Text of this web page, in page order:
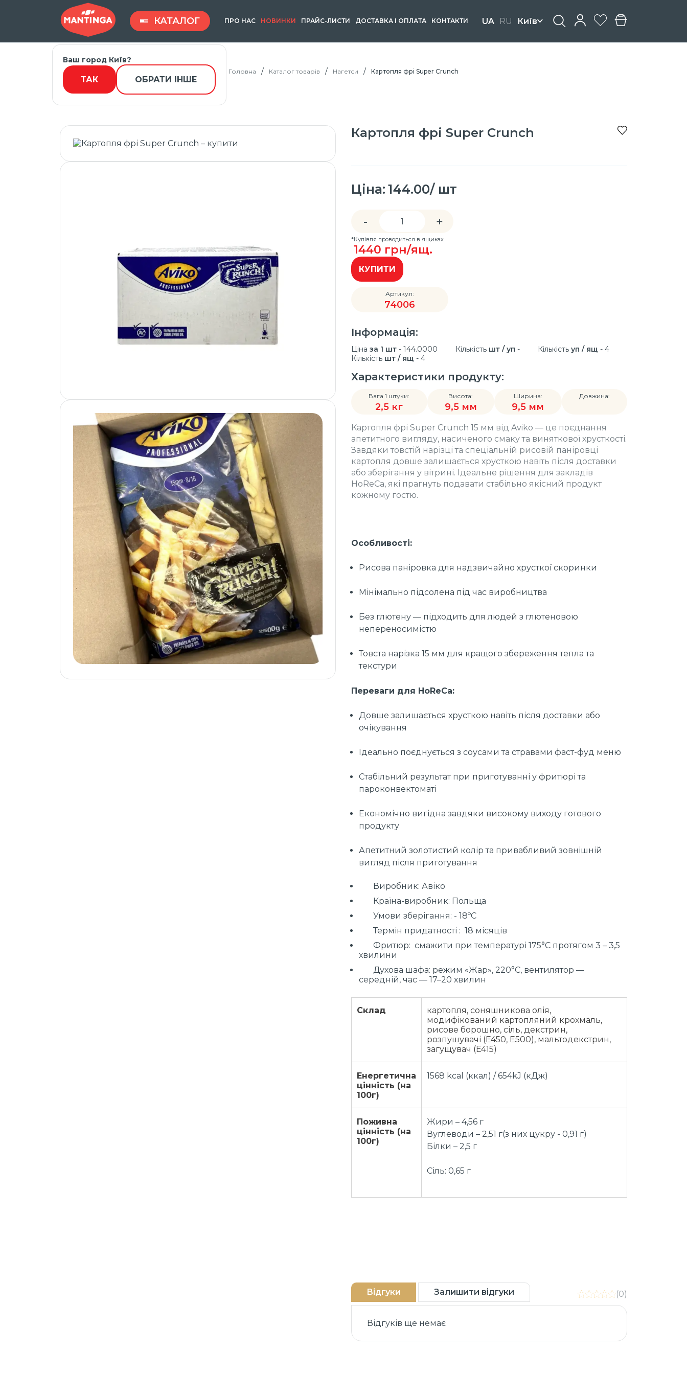
КАТАЛОГ ПРО НАС НОВИНКИ ПРАЙС-ЛИСТИ ДОСТАВКА І ОПЛАТА КОНТАКТИ UA RU Київ
Ваш город Київ?
ТАК ОБРАТИ ІНШЕ
Введите запрос ...
Головна Каталог товарів Нагетси Картопля фрі Super Crunch
Картопля фрі Super Crunch
Ціна: 144.00/ шт
- +
*Купівля проводиться в ящиках
1440 грн/ящ.
КУПИТИ
Артикул:
74006
Інформація:
Ціна за 1 шт - 144.0000 Кількість шт / уп - Кількість уп / ящ - 4
Кількість шт / ящ - 4
Характеристики продукту:
Вага 1 штуки:
2,5 кг
Висота:
9,5 мм
Ширина:
9,5 мм
Довжина:
Картопля фрі Super Crunch 15 мм від Aviko — це поєднання
апетитного вигляду, насиченого смаку та виняткової хрусткості.
Завдяки товстій нарізці та спеціальній рисовій паніровці
картопля довше залишається хрусткою навіть після доставки
або зберігання у вітрині. Ідеальне рішення для закладів
HoReCa, які прагнуть подавати стабільно якісний продукт
кожному гостю.
Особливості:
Рисова паніровка для надзвичайно хрусткої скоринки
Мінімально підсолена під час виробництва
Без глютену — підходить для людей з глютеновою
непереносимістю
Товста нарізка 15 мм для кращого збереження тепла та
текстури
Переваги для HoReCa:
Довше залишається хрусткою навіть після доставки або
очікування
Ідеально поєднується з соусами та стравами фаст-фуд меню
Стабільний результат при приготуванні у фритюрі та
пароконвектоматі
Економічно вигідна завдяки високому виходу готового
продукту
Апетитний золотистий колір та привабливий зовнішній
вигляд після приготування
Виробник: Авіко
Країна-виробник: Польща
Умови зберігання: - 18ºС
Термін придатності : 18 місяців
Фритюр: смажити при температурі 175°C протягом 3 – 3,5
хвилини
Духова шафа: режим «Жар», 220°C, вентилятор —
середній, час — 17–20 хвилин
Склад
картопля, соняшникова олія,
модифікований картопляний крохмаль,
рисове борошно, сіль, декстрин,
розпушувачі (E450, E500), мальтодекстрин,
загущувач (E415)
Енергетична
цінність (на
100г)
1568 kcal (ккал) / 654kJ (кДж)
Поживна
цінність (на
100г)
Жири – 4,56 г
Вуглеводи – 2,51 г(з них цукру - 0,91 г)
Білки – 2,5 г
Сіль: 0,65 г
Відгуки Залишити відгуки (0)
Відгуків ще немає